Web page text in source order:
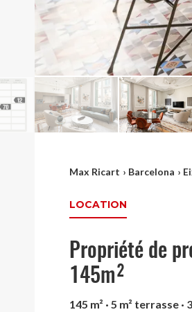
Max Ricart › Barcelona ›
LOCATION
Propriété de
145m²
145 m² · 5 m² terrasse